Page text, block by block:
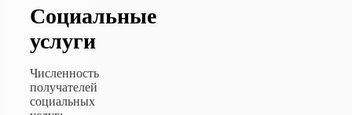
Социальные
услуги
Численность
получателей
социальных